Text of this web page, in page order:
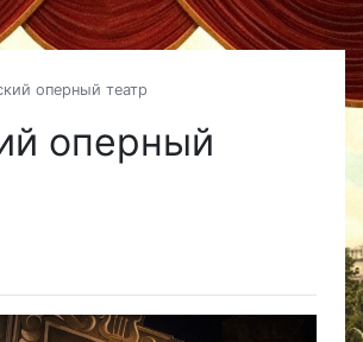
оперный театр
оперный